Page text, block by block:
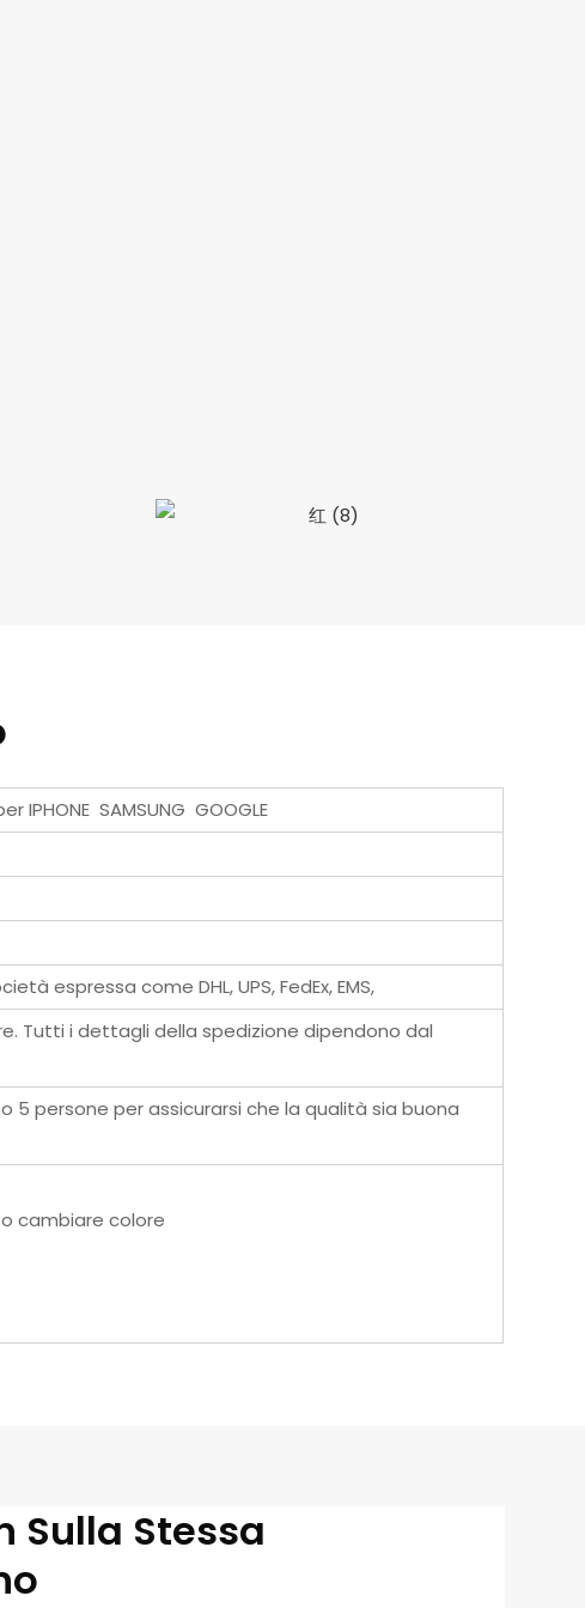
SAMSUNG GOOGLE
espressa come DHL, UPS, FedEx, EMS,
Tutti i dettagli della spedizione dipendono dal
5 persone per assicurarsi che la qualità sia buona
cambiare colore
Sulla Stessa